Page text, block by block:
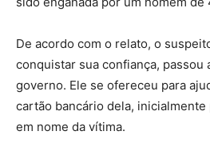
De acordo com o relato, o
conquistar sua confiança,
governo. Ele se ofereceu para
cartão bancário dela,
em nome da vítima.